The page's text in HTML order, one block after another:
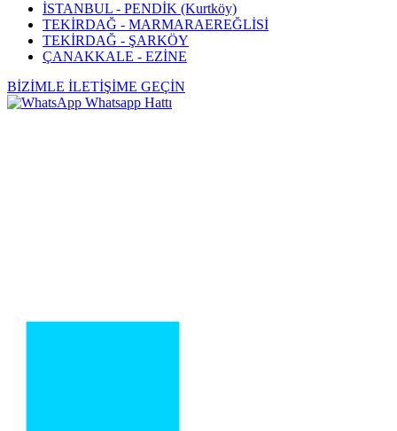
İSTANBUL - PENDİK (Kurtköy)
TEKİRDAĞ - MARMARAEREĞLİSİ
TEKİRDAĞ - ŞARKÖY
ÇANAKKALE - EZİNE
BİZİMLE İLETİŞİME GEÇİN
Whatsapp Hattı